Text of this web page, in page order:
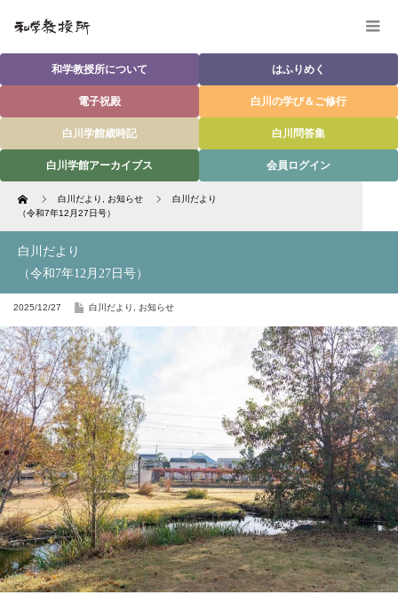
和学教授所について はふりめく
電子祝殿 白川の学び＆ご修行
白川学館歳時記 白川問答集
白川学館アーカイブス 会員ログイン
Home 白川だより お知らせ
白川だより
（令和7年12月27日号）
白川だより
（令和7年12月27日号）
2025/12/27 白川だより お知らせ